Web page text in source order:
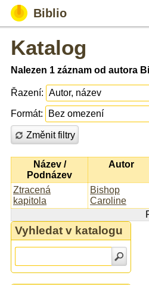
Biblio
Katalog
Nalezen 1 záznam od autora
Řazení:
Formát:
Změnit filtry
Název /
Podnázev
Autor
Ztracená
kapitola
Bishop
Caroline
Vyhledat v katalogu